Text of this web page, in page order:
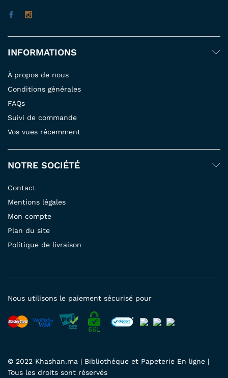
INFORMATIONS
À propos de nous
Conditions générales
FAQs
Suivi de commande
Vos vues récemment
NOTRE SOCIÉTÉ
Contact
Mentions légales
Mon compte
Plan du site
Politique de livraison
© 2022 Khashan.ma | Bibliothéque et Papeterie En ligne |
Tous les droits sont réservés
Nous utilisons le paiement sécurisé pour